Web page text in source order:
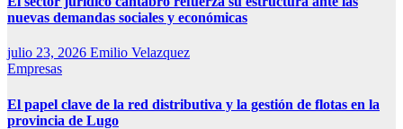
nuevas demandas sociales y económicas
julio 23, 2026 Emilio Velazquez
Empresas
El papel clave de la red distributiva y la gestión de flotas en la
provincia de Lugo